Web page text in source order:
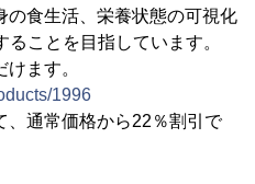
の食生活、栄養状態の可視化
ことを目指しています。
ます。
1996
、通常価格から22％割引で